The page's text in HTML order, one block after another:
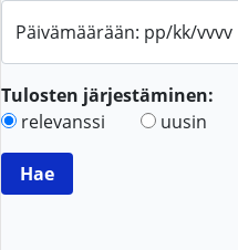
Päivämäärään: pp/kk/vvvv
Tulosten järjestäminen:
relevanssi
uusin